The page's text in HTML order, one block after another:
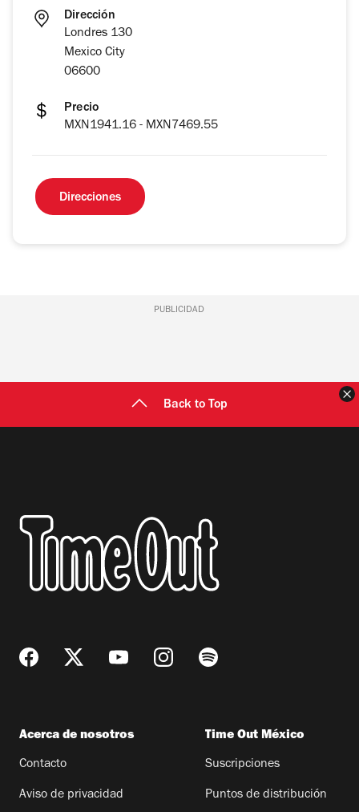
Dirección
Londres 130
Mexico City
06600
Precio
MXN1941.16 - MXN7469.55
Direcciones
PUBLICIDAD
Back to Top
Acerca de nosotros
Contacto
Aviso de privacidad
Time Out México
Suscripciones
Puntos de distribución